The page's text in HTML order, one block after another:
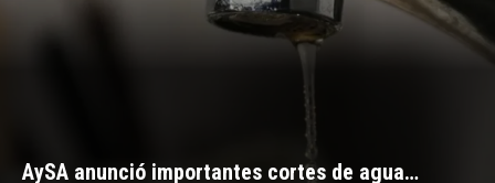
AySA anunció importantes cortes de agua…